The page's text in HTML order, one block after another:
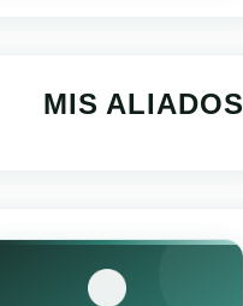
MIS ALIADOS